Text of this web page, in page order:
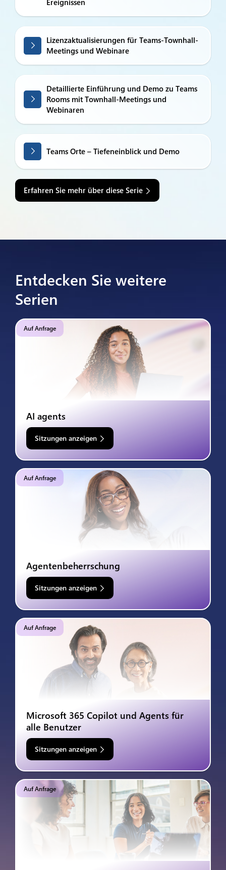
Ereignissen
Lizenzaktualisierungen für Teams-Townhall-
Meetings und Webinare
Detaillierte Einführung und Demo zu Teams
Rooms mit Townhall-Meetings und
Webinaren
Teams Orte – Tiefeneinblick und Demo
Erfahren Sie mehr über diese Serie
Entdecken Sie weitere
Serien
Auf Anfrage
AI agents
Sitzungen anzeigen
Auf Anfrage
Agentenbeherrschung
Sitzungen anzeigen
Auf Anfrage
Microsoft 365 Copilot und Agents für
alle Benutzer
Sitzungen anzeigen
Auf Anfrage